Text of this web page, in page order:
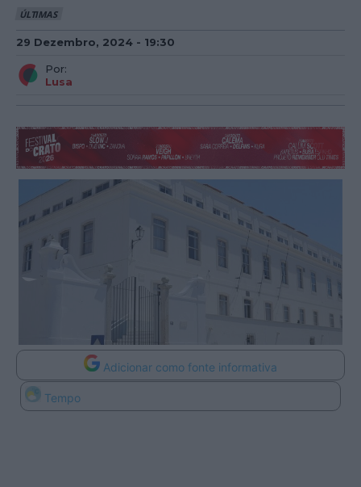
ÚLTIMAS
29 Dezembro, 2024 - 19:30
Por:
Lusa
Adicionar como fonte informativa
Tempo